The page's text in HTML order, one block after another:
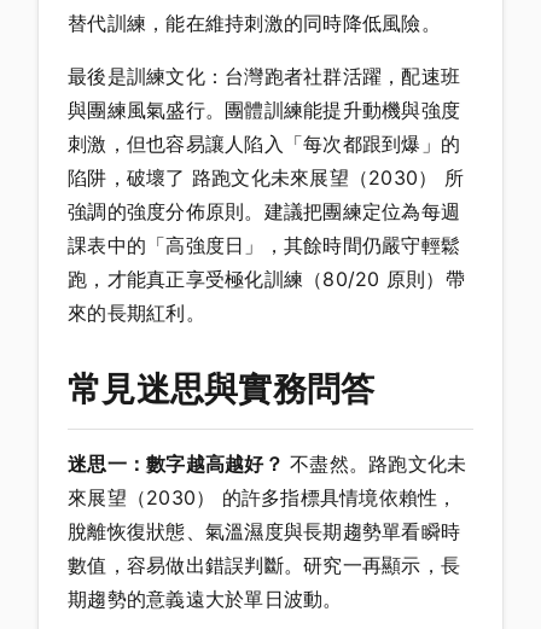
替代訓練，能在維持刺激的同時降低風險。
最後是訓練文化：台灣跑者社群活躍，配速班
與團練風氣盛行。團體訓練能提升動機與強度
刺激，但也容易讓人陷入「每次都跟到爆」的
陷阱，破壞了 路跑文化未來展望（2030） 所
強調的強度分佈原則。建議把團練定位為每週
課表中的「高強度日」，其餘時間仍嚴守輕鬆
跑，才能真正享受極化訓練（80/20 原則）帶
來的長期紅利。
常見迷思與實務問答
迷思一：數字越高越好？ 不盡然。路跑文化未
來展望（2030） 的許多指標具情境依賴性，
脫離恢復狀態、氣溫濕度與長期趨勢單看瞬時
數值，容易做出錯誤判斷。研究一再顯示，長
期趨勢的意義遠大於單日波動。